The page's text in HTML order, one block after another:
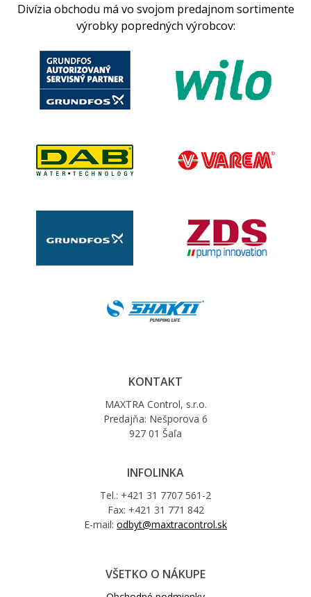
Divízia obchodu má vo svojom predajnom sortimente
výrobky popredných výrobcov:
KONTAKT
MAXTRA Control, s.r.o.
Predajňa: Nešporova 6
927 01 Šaľa
INFOLINKA
Tel.: +421 31 7707 561-2
Fax: +421 31 771 842
E-mail: odbyt@maxtracontrol.sk
VŠETKO O NÁKUPE